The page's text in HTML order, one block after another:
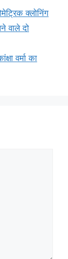
क्लोनिंग
वाले दो
वर्मा का